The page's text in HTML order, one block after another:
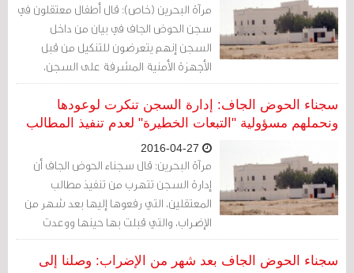
مرآة البحرين (خاص): قال أطفال معتقلون في
سجن الحوض الجاف في بيان من داخل
السجن إنهم يتعرضون للتنكيل من قبل
الأجهزة الأمنية المشرفة على السجن،
داعين إلى تحرك عاجل لوقف الانتهاكات...
وفيما يلي نص البيان:
سجناء الحوض الجاف: إدارة السجن تنكرت لوعودها
ونحملهم مسؤولية "التبعات الخطيرة" لعدم تنفيذ المطالب
مرآة البحرين: قال سجناء الحوض الجاف أن
إدارة السجن تتهرب من تنفيذ مطالب
المعتقلين، التي رفعوها إليها بعد شهر من
الإضراب، والتي قبلت بها حينها ووعدت
بتنفيذها.
سجناء الحوض الجاف بعد شهر من الإضراب: وصلنا إلى